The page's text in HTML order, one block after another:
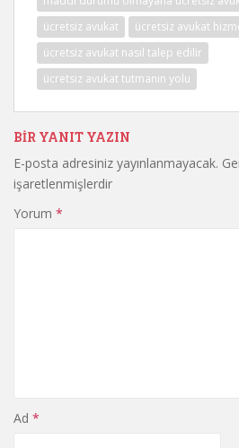
ücretsiz avukat
ücretsiz avukat
ücretsiz avukat nasıl talep edilir
ücretsiz avukat tutmanın yolu
BIR YANIT YAZIN
E-posta adresiniz yayınlanmayacak.
işaretlenmişlerdir
Yorum *
Ad *